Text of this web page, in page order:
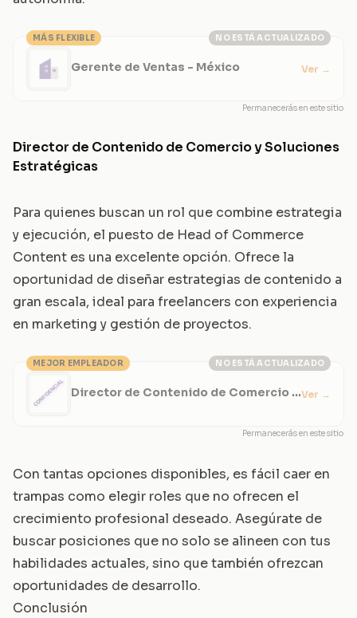
NO ESTÁ ACTUALIZADO
MÁS FLEXIBLE
Gerente de Ventas - México Ver →
Permanecerás en este sitio
Director de Contenido de Comercio y Soluciones
Estratégicas
Para quienes buscan un rol que combine estrategia
y ejecución, el puesto de Head of Commerce
Content es una excelente opción. Ofrece la
oportunidad de diseñar estrategias de contenido a
gran escala, ideal para freelancers con experiencia
en marketing y gestión de proyectos.
NO ESTÁ ACTUALIZADO
MEJOR EMPLEADOR
Director de Contenido de Comercio y Ver →
Permanecerás en este sitio
Con tantas opciones disponibles, es fácil caer en
trampas como elegir roles que no ofrecen el
crecimiento profesional deseado. Asegúrate de
buscar posiciones que no solo se alineen con tus
habilidades actuales, sino que también ofrezcan
oportunidades de desarrollo.
Conclusión